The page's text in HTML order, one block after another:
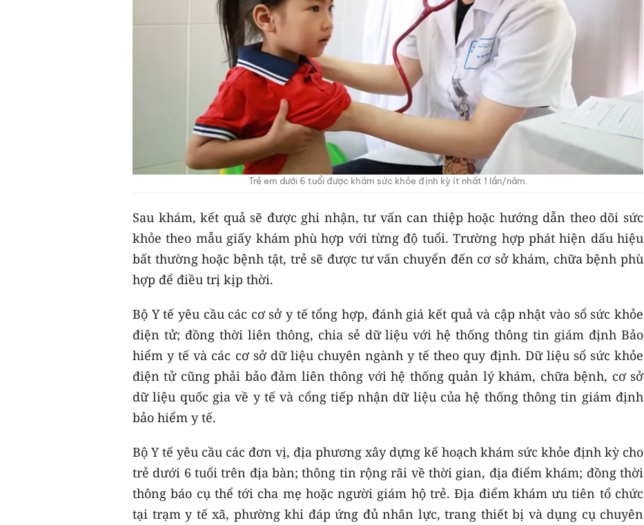
Trẻ em dưới 6 tuổi được khám sức khỏe định kỳ ít nhất 1 lần/năm.
Sau khám, kết quả sẽ được ghi nhận, tư vấn can thiệp hoặc hướng dẫn theo dõi sức
khỏe theo mẫu giấy khám phù hợp với từng độ tuổi. Trường hợp phát hiện dấu hiệu
bất thường hoặc bệnh tật, trẻ sẽ được tư vấn chuyển đến cơ sở khám, chữa bệnh phù
hợp để điều trị kịp thời.
Bộ Y tế yêu cầu các cơ sở y tế tổng hợp, đánh giá kết quả và cập nhật vào sổ sức khỏe
điện tử; đồng thời liên thông, chia sẻ dữ liệu với hệ thống thông tin giám định Bảo
hiểm y tế và các cơ sở dữ liệu chuyên ngành y tế theo quy định. Dữ liệu sổ sức khỏe
điện tử cũng phải bảo đảm liên thông với hệ thống quản lý khám, chữa bệnh, cơ sở
dữ liệu quốc gia về y tế và cổng tiếp nhận dữ liệu của hệ thống thông tin giám định
bảo hiểm y tế.
Bộ Y tế yêu cầu các đơn vị, địa phương xây dựng kế hoạch khám sức khỏe định kỳ cho
trẻ dưới 6 tuổi trên địa bàn; thông tin rộng rãi về thời gian, địa điểm khám; đồng thời
thông báo cụ thể tới cha mẹ hoặc người giám hộ trẻ. Địa điểm khám ưu tiên tổ chức
tại trạm y tế xã, phường khi đáp ứng đủ nhân lực, trang thiết bị và dụng cụ chuyên